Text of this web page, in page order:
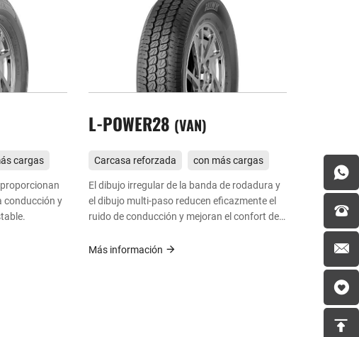
cargas
conducción y
L-POWER28 VAN
Carcasa reforzada
con más cargas
El dibujo irregular de la banda de rodadura y
el dibujo multi-paso reducen eficazmente el
ruido de conducción y mejoran el confort de
Más información